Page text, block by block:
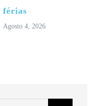
férias
Agosto 4, 2026